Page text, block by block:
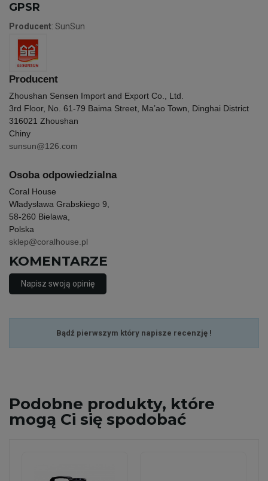
GPSR
Producent: SunSun
Producent
Zhoushan Sensen Import and Export Co., Ltd.
3rd Floor, No. 61-79 Baima Street, Ma’ao Town, Dinghai District
316021 Zhoushan
Chiny
sunsun@126.com
Osoba odpowiedzialna
Coral House
Władysława Grabskiego 9,
58-260 Bielawa,
Polska
sklep@coralhouse.pl
KOMENTARZE
Napisz swoją opinię
Bądź pierwszym który napisze recenzję !
Podobne produkty, które
mogą Ci się spodobać